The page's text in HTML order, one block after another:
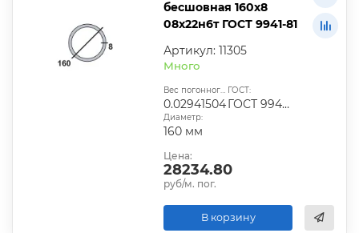
бесшовная 160х8
08х22н6т ГОСТ 9941-81
Артикул: 11305
Много
Вес погонного метра, т.:
0.02941504
ГОСТ:
ГОСТ 9940-81, ГОСТ 9941-81, ГОСТ 24030-80, ГОСТ 10498-82
Диаметр:
160 мм
Цена:
28234.80
руб/м. пог.
В корзину